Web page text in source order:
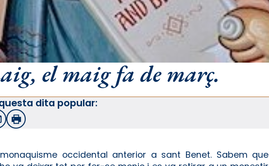
el maig fa de març.
dita popular:
Imprimir
occidental anterior a sant Benet. Sabem que